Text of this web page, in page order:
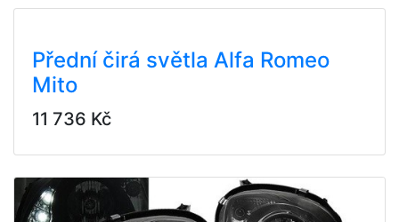
Přední čirá světla Alfa Romeo
Mito
11 736 Kč